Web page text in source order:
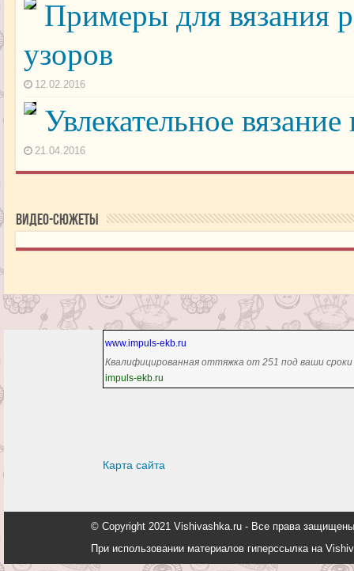
Примеры для вязания
узоров
12.02.2016
Увлекательное
21.04.2016
Видео-сюжеты
www.impuls-ekb.ru
Квалифицированная оттяжка от 251 под ваши сроки
impuls-ekb.ru
Карта сайта
© Copyright 2021 Vishivashka.ru - Все права
При использовании материалов гиперссылка на